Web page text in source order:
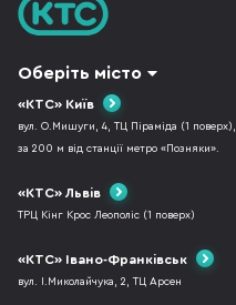
Оберіть місто
«КТС» Київ
вул. О.Мишуги, 4, ТЦ Піраміда (1 поверх),
за 200 м від станції метро «Позняки».
«КТС» Львів
ТРЦ Кінг Крос Леополіс (1 поверх)
«КТС» Івано-Франківськ
вул. І.Миколайчука, 2, ТЦ Арсен